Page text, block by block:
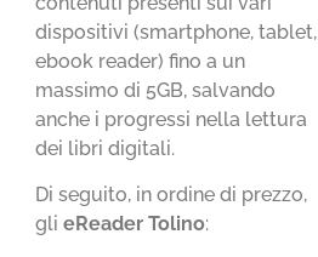
dispositivi (smartphone, tablet,
ebook reader) fino a un
massimo di 5GB, salvando
anche i progressi nella lettura
dei libri digitali.
Di seguito, in ordine di prezzo,
glieReader Tolino: